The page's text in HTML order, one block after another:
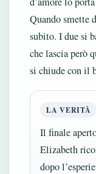
Quando smette
subito. I due si
che lascia però
si chiude con il
LA VERITÀ
Il finale
Elizabeth
dopo